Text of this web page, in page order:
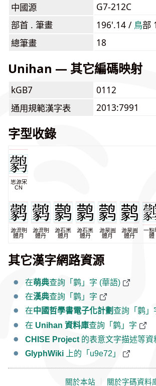
中國源
G7-212C
部首 . 筆畫
196'.14 / ⿃部
總筆畫
18
Unihan — 其它編碼映射
kGB7
0112
通用規範漢字表
2013:7991
字型收錄
思源宋
CN
源流明
體月
源流明
體丹
源石黑
體月
源石黑
體丹
源泉圓
體月
源泉圓
體丹
一點
體
其它漢字網路資源
在萌典查詢「鹲」字 (華語)
在漢典查詢「鹲」字
在中國哲學書電子化計劃查詢「鹲」
在 Unihan 資料庫查詢「鹲」字
CHISE Project 的表意文字描述等資
GlyphWiki 上的「u9e72」
關於本站 關於字碼資料